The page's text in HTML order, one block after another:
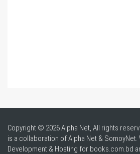
Copyright © 2026 Alpha Net, All rights
is a collaboration of Alpha Net & SomoyNet.
Development & Hosting for books.com.bd